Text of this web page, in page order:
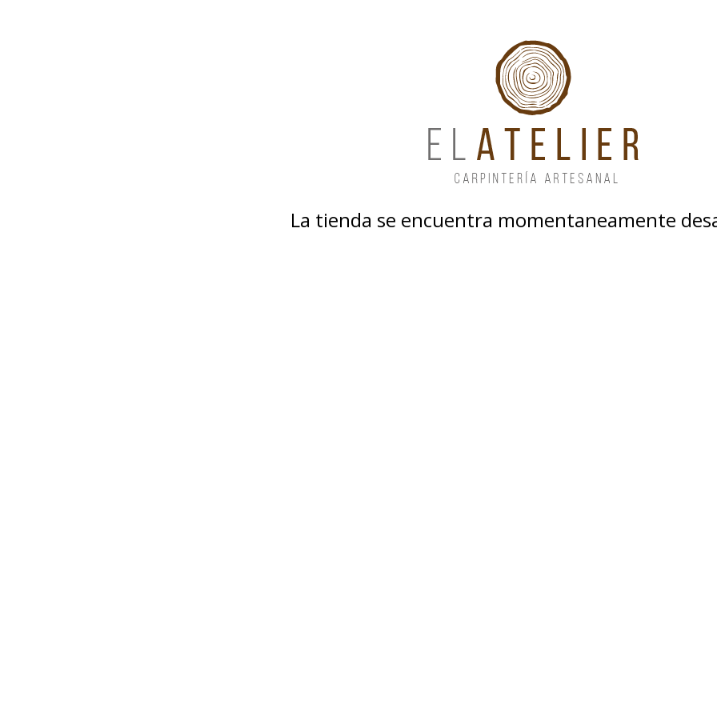
La tienda se encuentra momentaneamente